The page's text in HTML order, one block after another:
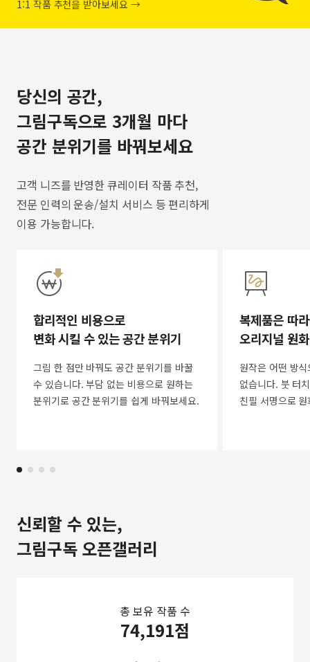
1:1 작품 추천을 받아보세요 →
당신의 공간,
그림구독으로 3개월 마다
공간 분위기를 바꿔보세요
고객 니즈를 반영한 큐레이터 작품 추천,
전문 인력의 운송/설치 서비스 등 편리하게
이용 가능합니다.
합리적인 비용으로
변화 시킬 수 있는 공간 분위기
그림 한 점만 바꿔도 공간 분위기를 바꿀
수 있습니다. 부담 없는 비용으로 원하는
분위기로 공간 분위기를 쉽게 바꿔보세요.
복제품은 따
오리지널 원
원작은 어떤 방
없습니다. 붓 터
친필 서명으로
신뢰할 수 있는,
그림구독 오픈갤러리
총 보유 작품 수
74,191점